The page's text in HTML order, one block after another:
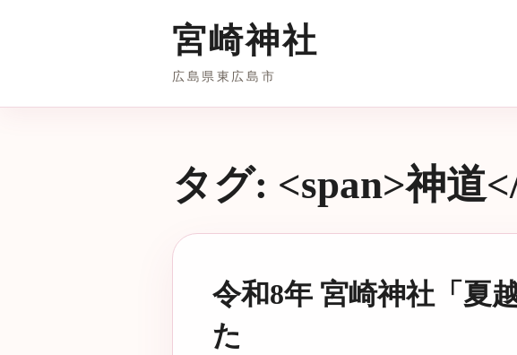
宮崎神社
広島県東広島市
タグ: <span>神道
令和8年 宮崎神社「夏
た